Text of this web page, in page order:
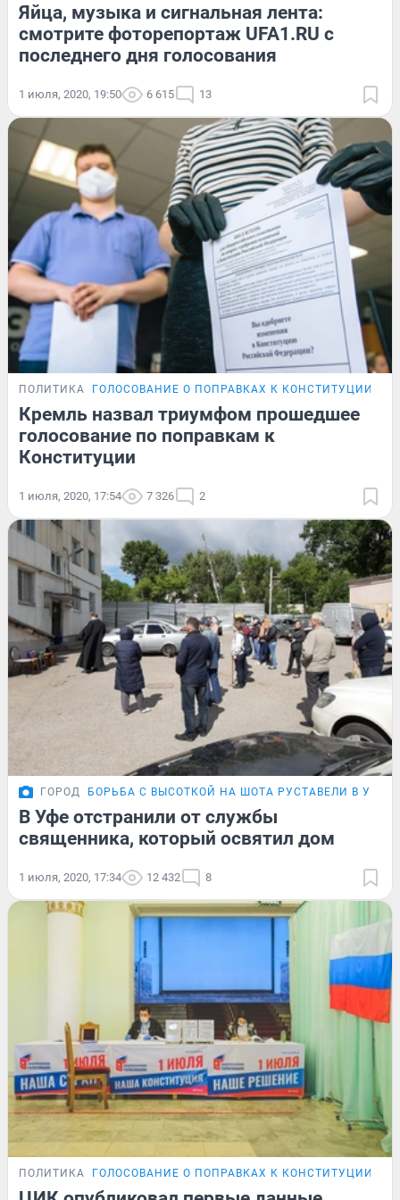
Яйца, музыка и сигнальная лента:
смотрите фоторепортаж UFA1.RU с
последнего дня голосования
1 июля, 2020, 19:50 6 615 13
ПОЛИТИКА ГОЛОСОВАНИЕ О ПОПРАВКАХ К КОНСТИТУЦИИ
Кремль назвал триумфом прошедшее
голосование по поправкам к
Конституции
1 июля, 2020, 17:54 7 326 2
ГОРОД БОРЬБА С ВЫСОТКОЙ НА ШОТА РУСТАВЕЛИ В УФЕ
В Уфе отстранили от службы
священника, который освятил дом
1 июля, 2020, 17:34 12 432 8
ПОЛИТИКА ГОЛОСОВАНИЕ О ПОПРАВКАХ К КОНСТИТУЦИИ